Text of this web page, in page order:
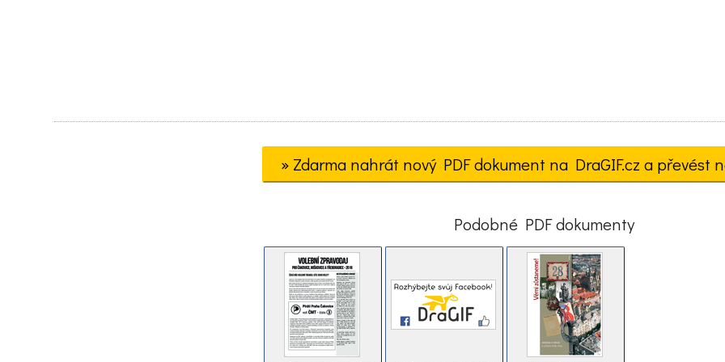
» Zdarma nahrát nový PDF dokument na DraGIF.cz a převést
Podobné PDF dokumenty